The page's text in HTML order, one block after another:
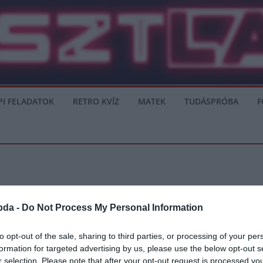
- Do Not Process My Personal Information
opt-out of the sale, sharing to third parties, or processing of your
for targeted advertising by us, please use the below opt-out
selection. Please note that after your opt-out request is processed
FELADATOK RETRO KVÍZ MATEK TUDÁSPRÓBA
nélkül is játszani “
hogy abban az esetben, amennyiben a Premier League június